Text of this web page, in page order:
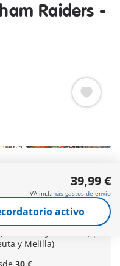
Raiders -
con la catapulta y
de los bandidos de
y Melilla)
39,99 €
IVA incl.más gastos de envío
activo